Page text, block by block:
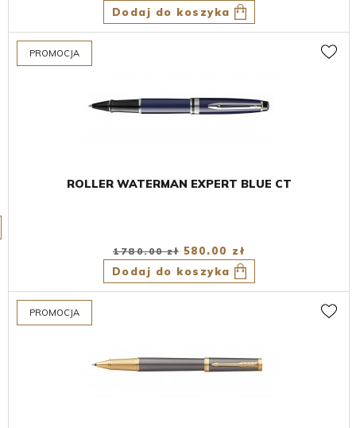
Dodaj do koszyka
ROLLER WATERMAN EXPERT BLUE CT
1780.00 zł 580.00 zł
Dodaj do koszyka